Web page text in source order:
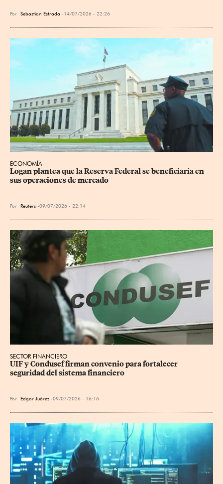
Por Sebastian Estrada 14/07/2026 - 22:26
ECONOMÍA
Logan plantea que la Reserva Federal se beneficiaría en
sus operaciones de mercado
Por Reuters 09/07/2026 - 22:14
SECTOR FINANCIERO
UIF y Condusef firman convenio para fortalecer
seguridad del sistema financiero
Por Edgar Juárez 09/07/2026 - 16:16